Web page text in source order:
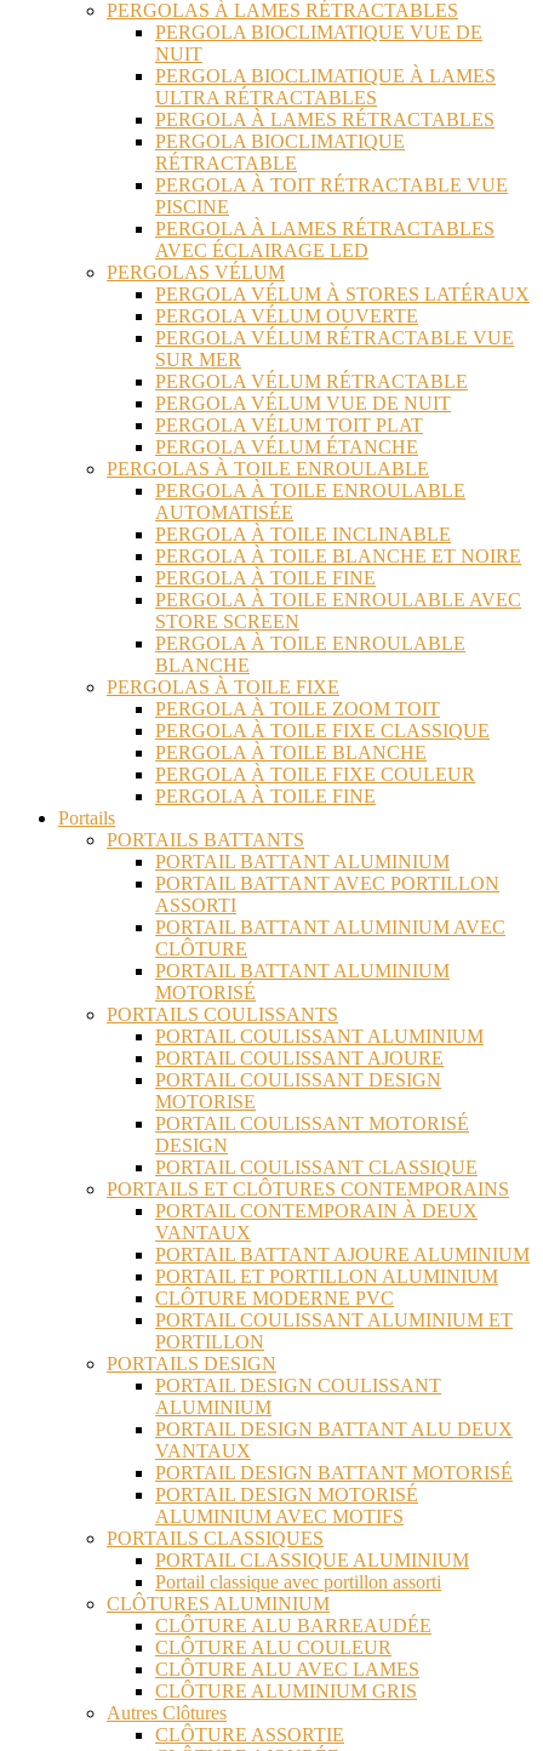
PERGOLAS À LAMES RÉTRACTABLES
PERGOLA BIOCLIMATIQUE VUE DE
NUIT
PERGOLA BIOCLIMATIQUE À LAMES
ULTRA RÉTRACTABLES
PERGOLA À LAMES RÉTRACTABLES
PERGOLA BIOCLIMATIQUE
RÉTRACTABLE
PERGOLA À TOIT RÉTRACTABLE VUE
PISCINE
PERGOLA À LAMES RÉTRACTABLES
AVEC ÉCLAIRAGE LED
PERGOLAS VÉLUM
PERGOLA VÉLUM À STORES LATÉRAUX
PERGOLA VÉLUM OUVERTE
PERGOLA VÉLUM RÉTRACTABLE VUE
SUR MER
PERGOLA VÉLUM RÉTRACTABLE
PERGOLA VÉLUM VUE DE NUIT
PERGOLA VÉLUM TOIT PLAT
PERGOLA VÉLUM ÉTANCHE
PERGOLAS À TOILE ENROULABLE
PERGOLA À TOILE ENROULABLE
AUTOMATISÉE
PERGOLA À TOILE INCLINABLE
PERGOLA À TOILE BLANCHE ET NOIRE
PERGOLA À TOILE FINE
PERGOLA À TOILE ENROULABLE AVEC
STORE SCREEN
PERGOLA À TOILE ENROULABLE
BLANCHE
PERGOLAS À TOILE FIXE
PERGOLA À TOILE ZOOM TOIT
PERGOLA À TOILE FIXE CLASSIQUE
PERGOLA À TOILE BLANCHE
PERGOLA À TOILE FIXE COULEUR
PERGOLA À TOILE FINE
Portails
PORTAILS BATTANTS
PORTAIL BATTANT ALUMINIUM
PORTAIL BATTANT AVEC PORTILLON
ASSORTI
PORTAIL BATTANT ALUMINIUM AVEC
CLÔTURE
PORTAIL BATTANT ALUMINIUM
MOTORISÉ
PORTAILS COULISSANTS
PORTAIL COULISSANT ALUMINIUM
PORTAIL COULISSANT AJOURE
PORTAIL COULISSANT DESIGN
MOTORISE
PORTAIL COULISSANT MOTORISÉ
DESIGN
PORTAIL COULISSANT CLASSIQUE
PORTAILS ET CLÔTURES CONTEMPORAINS
PORTAIL CONTEMPORAIN À DEUX
VANTAUX
PORTAIL BATTANT AJOURE ALUMINIUM
PORTAIL ET PORTILLON ALUMINIUM
CLÔTURE MODERNE PVC
PORTAIL COULISSANT ALUMINIUM ET
PORTILLON
PORTAILS DESIGN
PORTAIL DESIGN COULISSANT
ALUMINIUM
PORTAIL DESIGN BATTANT ALU DEUX
VANTAUX
PORTAIL DESIGN BATTANT MOTORISÉ
PORTAIL DESIGN MOTORISÉ
ALUMINIUM AVEC MOTIFS
PORTAILS CLASSIQUES
PORTAIL CLASSIQUE ALUMINIUM
Portail classique avec portillon assorti
CLÔTURES ALUMINIUM
CLÔTURE ALU BARREAUDÉE
CLÔTURE ALU COULEUR
CLÔTURE ALU AVEC LAMES
CLÔTURE ALUMINIUM GRIS
Autres Clôtures
CLÔTURE ASSORTIE